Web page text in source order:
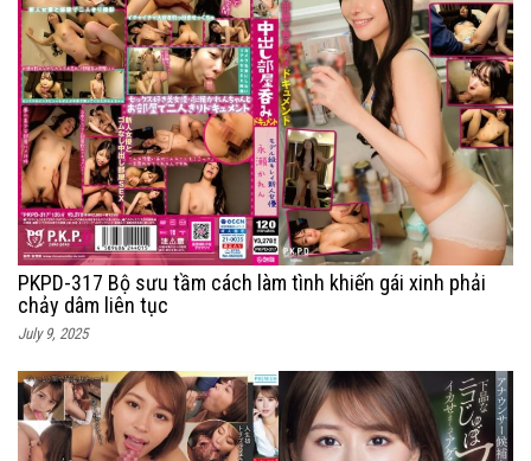
PKPD-317 Bộ sưu tầm cách làm tình khiến gái xinh phải
chảy dâm liên tục
July 9, 2025